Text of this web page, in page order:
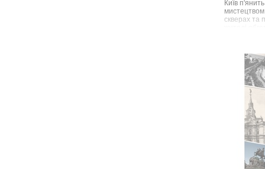
Київ
скверах та
широкого
гуляк.
цієї книги
нашою
сторінках
посилання
відомих і
мистецтво,
вуличну їжу.